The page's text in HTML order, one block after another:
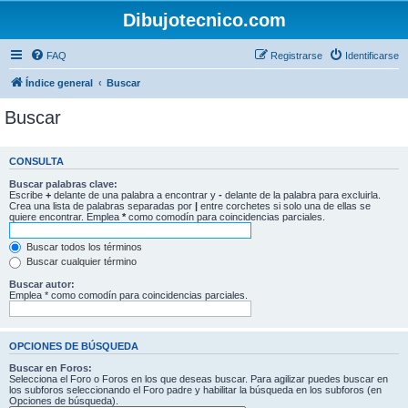
Dibujotecnico.com
FAQ Identificarse
Registrarse
Índice general Buscar
Buscar
CONSULTA
Buscar palabras clave:
Escribe + delante de una palabra a encontrar y - delante de la palabra para excluirla.
Crea una lista de palabras separadas por | entre corchetes si solo una de ellas se
quiere encontrar. Emplea * como comodín para coincidencias parciales.
Buscar todos los términos
Buscar cualquier término
Buscar autor:
Emplea * como comodín para coincidencias parciales.
OPCIONES DE BÚSQUEDA
Buscar en Foros:
Selecciona el Foro o Foros en los que deseas buscar. Para agilizar puedes buscar en
los subforos seleccionando el Foro padre y habilitar la búsqueda en los subforos (en
Opciones de búsqueda).